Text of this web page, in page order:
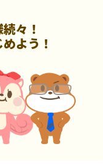
々！
よう！